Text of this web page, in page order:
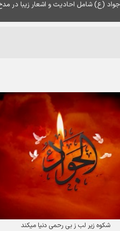
(ع) شامل احادیث و اشعار زیبا در مدح
شکوه زیر لب ز بی رحمی دنیا میکند